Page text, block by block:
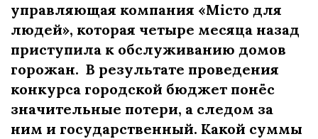
управляющая компания «Місто для
людей», которая четыре месяца назад
приступила к обслуживанию домов
горожан. В результате проведения
конкурса городской бюджет понёс
значительные потери, а следом за
ним и государственный. Какой суммы